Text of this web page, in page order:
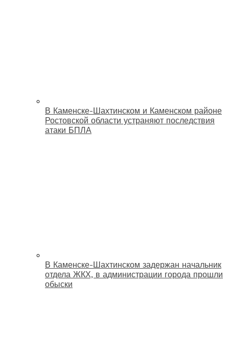
В Каменске-Шахтинском и Каменском районе
Ростовской области устраняют последствия
атаки БПЛА
В Каменске-Шахтинском задержан начальник
отдела ЖКХ, в администрации города прошли
обыски